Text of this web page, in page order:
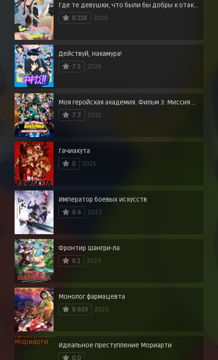
Где те девушки, что были бы добры к отаку?
8.118
2026
Действуй, Накамура!
7.5
2026
Моя геройская академия. Фильм 3: Миссия мировых героев
7.7
2021
Гачиакута
0
2025
Император боевых искусств
8.4
2023
Фронтир Шангри-ла
8.1
2023
Монолог фармацевта
8.659
2023
Идеальное преступление Мориарти
0.0